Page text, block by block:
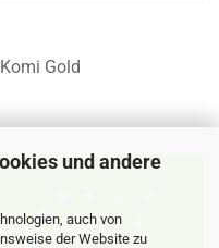
und andere
auch von
der Website zu
Gold